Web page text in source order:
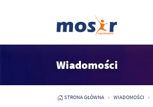
Wiadomości
STRONA GŁÓWNA WIADOMOŚCI